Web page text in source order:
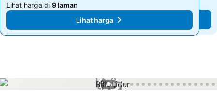
Lihat harga di 9 laman
Lihat harga
Lihat harga di 9 laman
Lihat harga
1 / 52